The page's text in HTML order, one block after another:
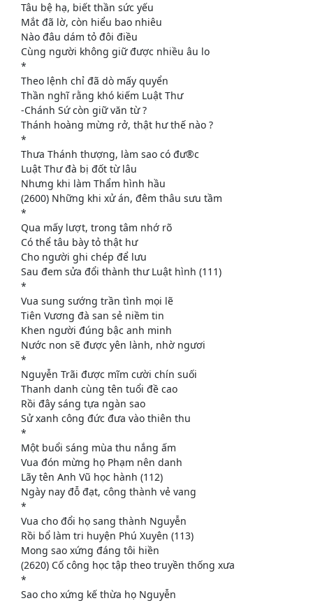
Tâu bệ hạ, biết thần sức yếu
Mắt đã lờ, còn hiểu bao nhiêu
Nào đâu dám tỏ đôi điều
Cùng người không giữ được nhiều âu lo
*
Theo lệnh chỉ đã dò mấy quyển
Thần nghĩ rằng khó kiếm Luật Thư
-Chánh Sứ còn giữ văn từ ?
Thánh hoàng mừng rở, thật hư thế nào ?
*
Thưa Thánh thượng, làm sao có đư®c
Luật Thư đà bị đốt từ lâu
Nhưng khi làm Thẩm hình hầu
(2600) Những khi xử án, đêm thâu sưu tầm
*
Qua mấy lượt, trong tâm nhớ rõ
Có thể tâu bày tỏ thật hư
Cho người ghi chép để lưu
Sau đem sửa đổi thành thư Luật hình (111)
*
Vua sung sướng trần tình mọi lẽ
Tiên Vương đà san sẻ niềm tin
Khen người đúng bậc anh minh
Nước non sẽ được yên lành, nhờ ngươi
*
Nguyễn Trãi được mĩm cười chín suối
Thanh danh cùng tên tuổi đề cao
Rồi đây sáng tựa ngàn sao
Sử xanh công đức đưa vào thiên thu
*
Một buổi sáng mùa thu nắng ấm
Vua đón mừng họ Phạm nên danh
Lãy tên Anh Vũ học hành (112)
Ngày nay đỗ đạt, công thành vẻ vang
*
Vua cho đổi họ sang thành Nguyễn
Rồi bổ làm tri huyện Phú Xuyên (113)
Mong sao xứng đáng tôi hiền
(2620) Cố công học tập theo truyền thống xưa
*
Sao cho xứng kế thừa họ Nguyễn